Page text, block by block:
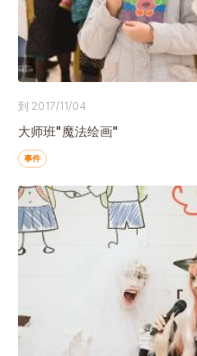
到 2017/11/04
大师班"魔法绘画"
事件